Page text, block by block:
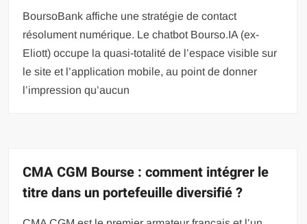
BoursoBank affiche une stratégie de contact
résolument numérique. Le chatbot Bourso.IA (ex-
Eliott) occupe la quasi-totalité de l’espace visible sur
le site et l’application mobile, au point de donner
l’impression qu’aucun
CMA CGM Bourse : comment intégrer le
titre dans un portefeuille diversifié ?